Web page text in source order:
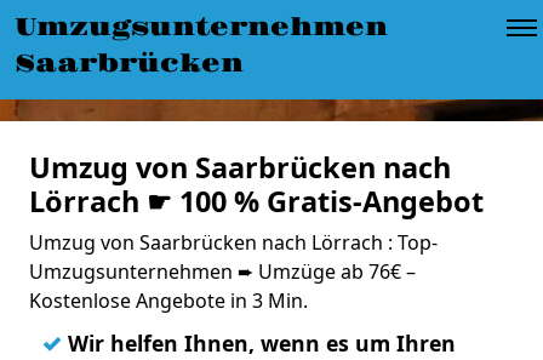
Umzugsunternehmen
Saarbrücken
Umzug von Saarbrücken nach
Lörrach ☛ 100 % Gratis-Angebot
Umzug von Saarbrücken nach Lörrach : Top-
Umzugsunternehmen ➨ Umzüge ab 76€ –
Kostenlose Angebote in 3 Min.
✓ Wir helfen Ihnen, wenn es um Ihren